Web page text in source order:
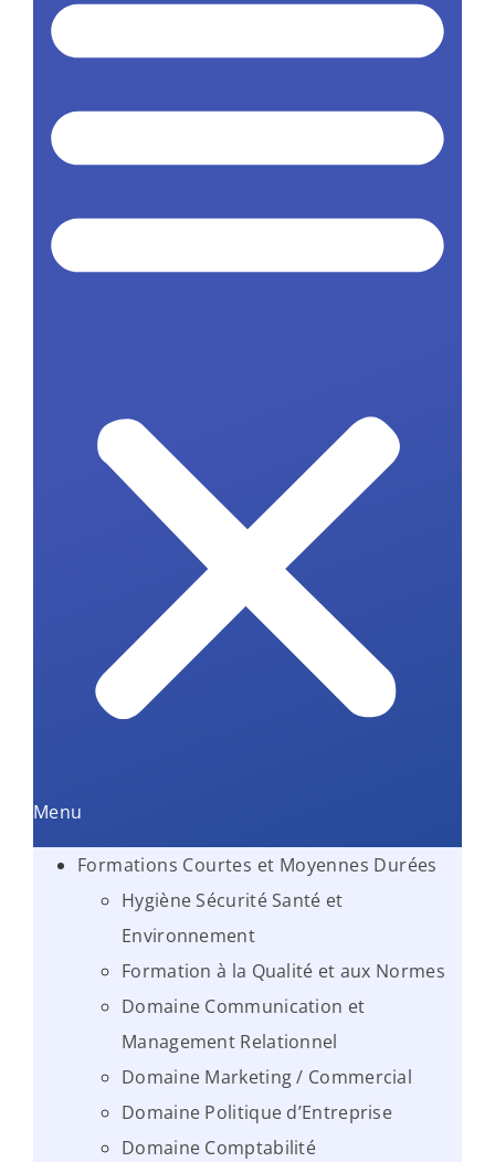
Menu
Formations Courtes et Moyennes Durées
Hygiène Sécurité Santé et
Environnement
Formation à la Qualité et aux Normes
Domaine Communication et
Management Relationnel
Domaine Marketing / Commercial
Domaine Politique d’Entreprise
Domaine Comptabilité